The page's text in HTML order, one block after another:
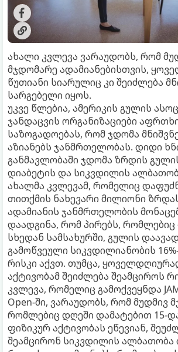
ახალი კვლევა ვარაუდობს, რომ
მჯდომარე ადამიანებისთვის,
წუთიანი სიარულიც კი შეიძლება
სარგებელი იყოს.
უკვე წლებია, ამერიკის გულის
ჯანდაცვის ორგანიზაციები
საზოგადოებას, რომ ჯდომა
აზიანებს ჯანმრთელობას. დიდი
განმავლობაში ჯდომა ზრდის
დიაბეტის და სიკვდილის
ახალმა კვლევამ, რომელიც
თითქმის ნახევარი მილიონი
ადამიანის ჯანმრთელობის
დაადგინა, რომ პირებს,
სხედან სამსახურში, გულის
გამოწვეული სიკვდილიანობის
რისკი აქვთ. თუმცა,
აქტივობამ შეიძლება შეამციროს
კვლევა, რომელიც გამოქვეყნდა
Open-ში, ვარაუდობს, რომ მუდმივ
რომლებიც დღეში დამატებით 15-
ფიზიკურ აქტივობას ეწევიან,
შეამცირონ სიკვდილის ალბათობა